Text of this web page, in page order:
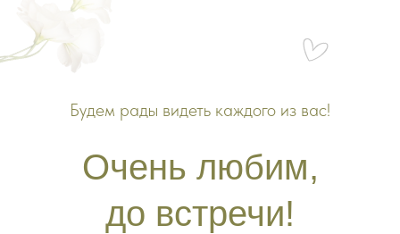
Будем рады видеть каждого из вас!
Очень любим,
до встречи!